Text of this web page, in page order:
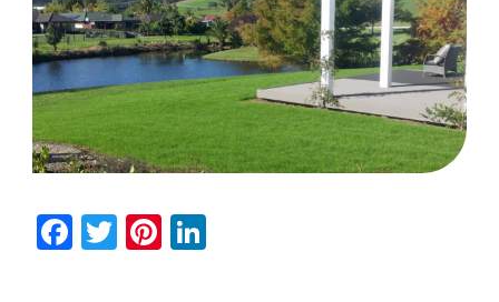
Facebook
TwitterPinterest
LinkedIn